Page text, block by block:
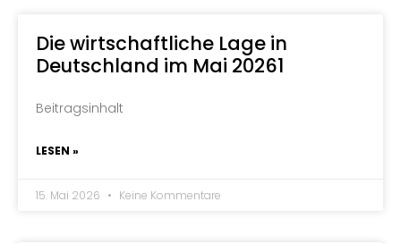
Die wirtschaftliche Lage in
Deutschland im Mai 20261
Beitragsinhalt
LESEN »
15. Mai 2026 Keine Kommentare